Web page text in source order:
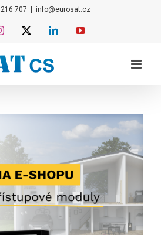
707 info@eurosat.cz
Instagram LinkedInYouTube